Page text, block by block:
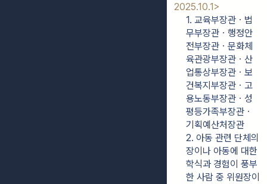
2025.10.1>
1. 교육부장관ㆍ법
무부장관ㆍ행정안
전부장관ㆍ문화체
육관광부장관ㆍ산
업통상부장관ㆍ보
건복지부장관ㆍ고
용노동부장관ㆍ성
평등가족부장관ㆍ
기획예산처장관
2. 아동 관련 단체의
장이나 아동에 대한
학식과 경험이 풍부
한 사람 중 위원장이